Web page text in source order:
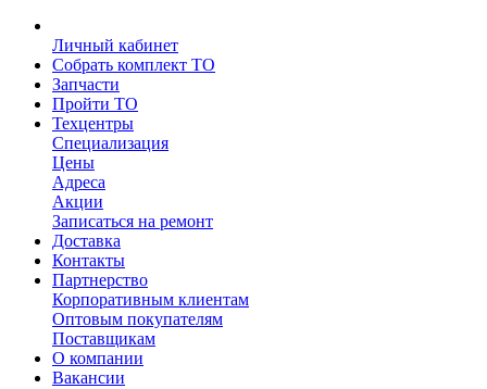
Личный кабинет
Собрать комплект ТО
Запчасти
Пройти ТО
Техцентры
Специализация
Цены
Адреса
Акции
Записаться на ремонт
Доставка
Контакты
Партнерство
Корпоративным клиентам
Оптовым покупателям
Поставщикам
О компании
Вакансии